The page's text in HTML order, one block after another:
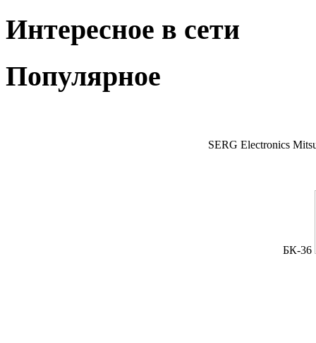
Интересное в сети
Популярное
SERG Electronics
БК-36